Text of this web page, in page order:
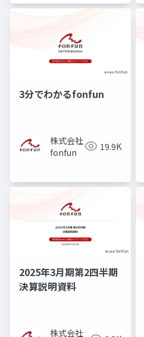
3分でわかるfonfun
株式会社
fonfun
19.9K
2025年3月期第2四半期
決算説明資料
株式会社